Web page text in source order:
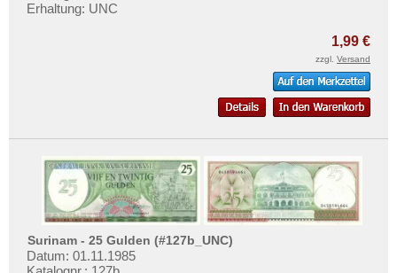
Erhaltung: UNC
1,99 €
zzgl. Versand
Surinam - 25 Gulden (#127b_UNC)
Datum: 01.11.1985